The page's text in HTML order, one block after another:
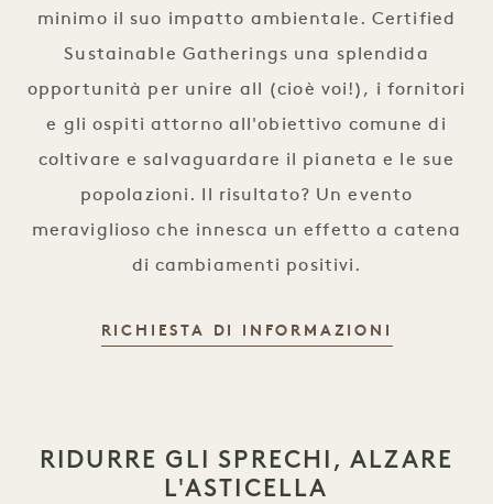
minimo il suo impatto ambientale. Certified
Sustainable Gatherings una splendida
opportunità per unire all (cioè voi!), i fornitori
e gli ospiti attorno all'obiettivo comune di
coltivare e salvaguardare il pianeta e le sue
popolazioni. Il risultato? Un evento
meraviglioso che innesca un effetto a catena
di cambiamenti positivi.
RICHIESTA DI INFORMAZIONI
RIDURRE GLI SPRECHI, ALZARE
L'ASTICELLA